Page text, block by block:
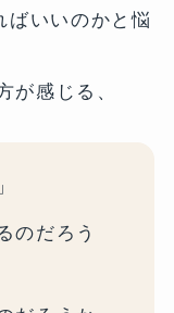
ばいいのかと悩
が感じる、
のだろう